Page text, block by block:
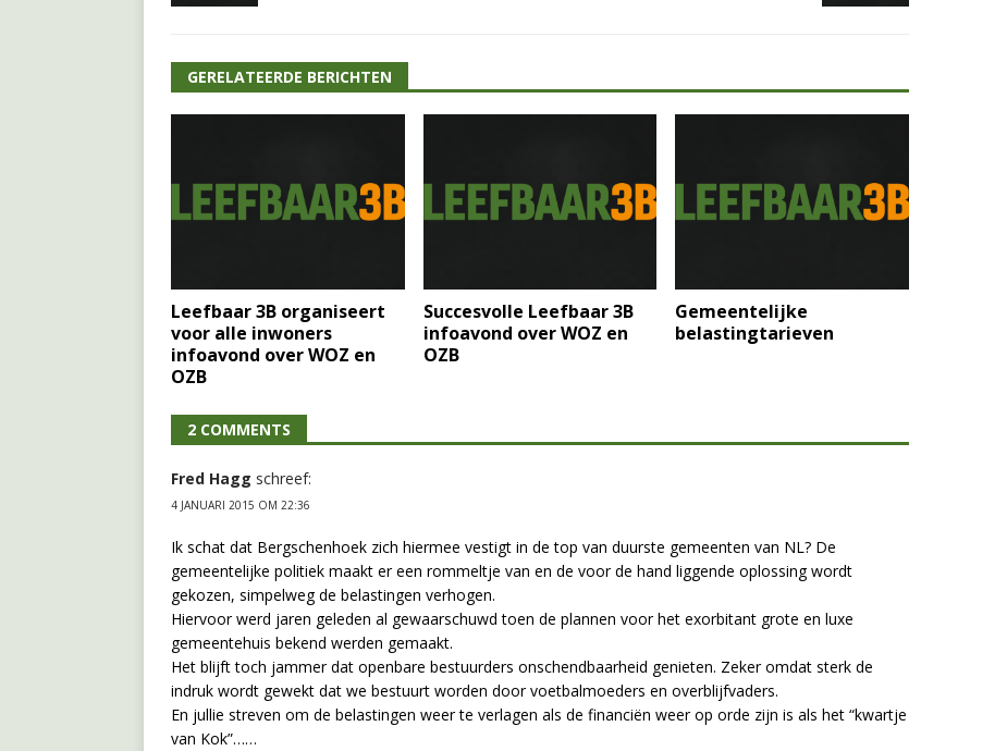
GERELATEERDE BERICHTEN
Leefbaar 3B organiseert
voor alle inwoners
infoavond over WOZ en
OZB
Succesvolle Leefbaar 3B
infoavond over WOZ en
OZB
Gemeentelijke
belastingtarieven
2 COMMENTS
Fred Hagg schreef:
4 JANUARI 2015 OM 22:36
Ik schat dat Bergschenhoek zich hiermee vestigt in de top van duurste gemeenten van NL? De
gemeentelijke politiek maakt er een rommeltje van en de voor de hand liggende oplossing wordt
gekozen, simpelweg de belastingen verhogen.
Hiervoor werd jaren geleden al gewaarschuwd toen de plannen voor het exorbitant grote en luxe
gemeentehuis bekend werden gemaakt.
Het blijft toch jammer dat openbare bestuurders onschendbaarheid genieten. Zeker omdat sterk de
indruk wordt gewekt dat we bestuurt worden door voetbalmoeders en overblijfvaders.
En jullie streven om de belastingen weer te verlagen als de financiën weer op orde zijn is als het “kwartje
van Kok”……